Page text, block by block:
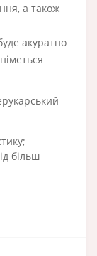
а також
акуратно
більш